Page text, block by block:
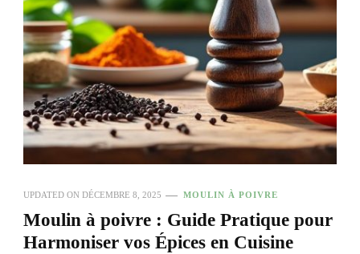
UPDATED ON DÉCEMBRE 8, 2025 MOULIN À POIVRE
Moulin à poivre : Guide Pratique pour
Harmoniser vos Épices en Cuisine